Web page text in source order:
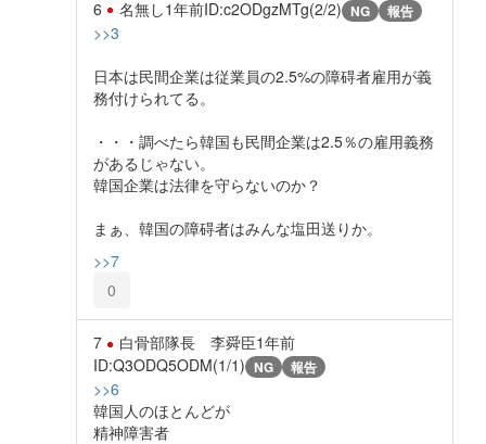
6 名無し1年前ID:c2ODgzMTg(2/2) NG 報告
>>3
日本は民間企業は従業員の2.5%の障碍者雇用が義
務付けられてる。
・・・調べたら韓国も民間企業は2.5％の雇用義務
があるじゃない。
韓国企業は法律を守らないのか？
まぁ、韓国の障碍者はみんな塩田送りか。
>>7
0
7 白骨部隊長 李舜臣1年前
ID:Q3ODQ5ODM(1/1) NG 報告
>>6
韓国人のほとんどが
精神障害者